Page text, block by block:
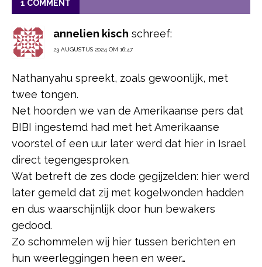
1 COMMENT
annelien kisch schreef:
23 AUGUSTUS 2024 OM 16:47
Nathanyahu spreekt, zoals gewoonlijk, met
twee tongen.
Net hoorden we van de Amerikaanse pers dat
BIBI ingestemd had met het Amerikaanse
voorstel of een uur later werd dat hier in Israel
direct tegengesproken.
Wat betreft de zes dode gegijzelden: hier werd
later gemeld dat zij met kogelwonden hadden
en dus waarschijnlijk door hun bewakers
gedood.
Zo schommelen wij hier tussen berichten en
hun weerleggingen heen en weer…